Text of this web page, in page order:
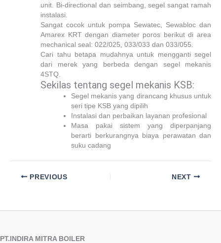
unit. Bi-directional dan seimbang, segel sangat ramah
instalasi.
Sangat cocok untuk pompa Sewatec, Sewabloc dan
Amarex KRT dengan diameter poros berikut di area
mechanical seal: 022/025, 033/033 dan 033/055.
Cari tahu betapa mudahnya untuk mengganti segel
dari merek yang berbeda dengan segel mekanis
4STQ.
Sekilas tentang segel mekanis KSB:
Segel mekanis yang dirancang khusus untuk
seri tipe KSB yang dipilih
Instalasi dan perbaikan layanan profesional
Masa pakai sistem yang diperpanjang
berarti berkurangnya biaya perawatan dan
suku cadang
PREVIOUS NEXT
PT.INDIRA MITRA BOILER